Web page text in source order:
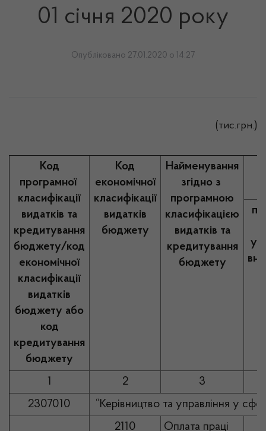
01 січня 2020 року
Опубліковано 27.01.2020 о 14:27
(тис.грн.)
Код
програмної
класифікації
видатків та
кредитування
бюджету/код
економічної
класифікації
видатків
бюджету або
код
кредитування
бюджету
Код
економічної
класифікації
видатків
бюджету
Найменування
згідно з
програмною
класифікацією
видатків та
кредитування
бюджету
1 2
3
2307010
“Керівництво та управління у
2110
Оплата праці